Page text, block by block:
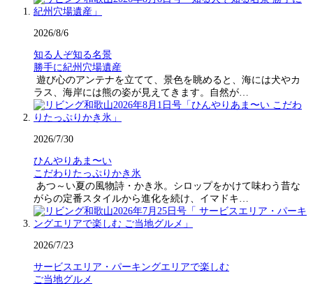
2026/8/6
知る人ぞ知る名景
勝手に紀州穴場遺産
遊び心のアンテナを立てて、景色を眺めると、海には犬やカ
ラス、海岸には熊の姿が見えてきます。自然が…
2026/7/30
ひんやりあま〜い
こだわりたっぷりかき氷
あつ～い夏の風物詩・かき氷。シロップをかけて味わう昔な
がらの定番スタイルから進化を続け、イマドキ…
2026/7/23
サービスエリア・パーキングエリアで楽しむ
ご当地グルメ